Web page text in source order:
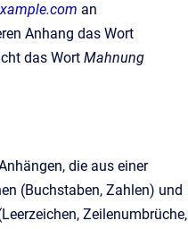
an
Anhang das Wort
das Wort Mahnung
die aus einer
(Buchstaben, Zahlen) und
Zeilenumbrüche,